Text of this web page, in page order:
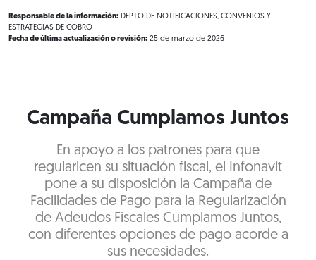
Responsable de la información: DEPTO DE NOTIFICACIONES, CONVENIOS Y
ESTRATEGIAS DE COBRO
Fecha de última actualización o revisión: 25 de marzo de 2026
Campaña Cumplamos Juntos
En apoyo a los patrones para que
regularicen su situación fiscal, el Infonavit
pone a su disposición la Campaña de
Facilidades de Pago para la Regularización
de Adeudos Fiscales Cumplamos Juntos,
con diferentes opciones de pago acorde a
sus necesidades.